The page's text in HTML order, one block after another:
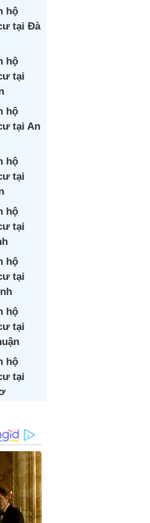
hộ
tại Đà
hộ
tại
hộ
tại An
hộ
tại
hộ
tại
hộ
tại
hộ
tại
hộ
tại